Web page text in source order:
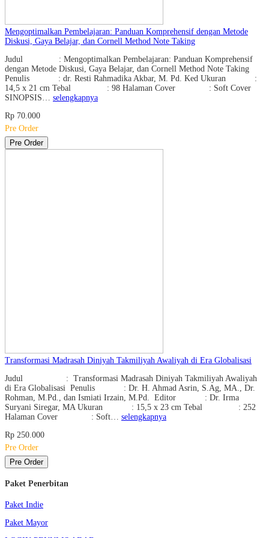
Mengoptimalkan Pembelajaran: Panduan Komprehensif dengan Metode
Diskusi, Gaya Belajar, dan Cornell Method Note Taking
Judul : Mengoptimalkan Pembelajaran: Panduan Komprehensif
dengan Metode Diskusi, Gaya Belajar, dan Cornell Method Note Taking
Penulis : dr. Resti Rahmadika Akbar, M. Pd. Ked Ukuran :
14,5 x 21 cm Tebal : 98 Halaman Cover : Soft Cover
SINOPSIS… selengkapnya
Rp 70.000
Pre Order
Pre Order
Transformasi Madrasah Diniyah Takmiliyah Awaliyah di Era Globalisasi
Judul : Transformasi Madrasah Diniyah Takmiliyah Awaliyah
di Era Globalisasi Penulis : Dr. H. Ahmad Asrin, S.Ag, MA., Dr.
Rohman, M.Pd., dan Ismiati Irzain, M.Pd. Editor : Dr. Irma
Suryani Siregar, MA Ukuran : 15,5 x 23 cm Tebal : 252
Halaman Cover : Soft… selengkapnya
Rp 250.000
Pre Order
Pre Order
Paket Penerbitan
Paket Indie
Paket Mayor